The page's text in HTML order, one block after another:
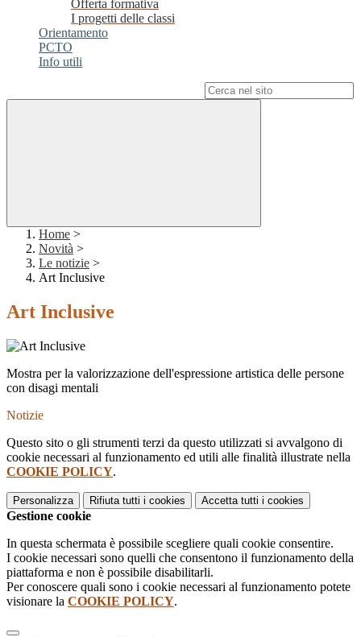
Offerta formativa
I progetti delle classi
Orientamento
PCTO
Info utili
Home >
Novità >
Le notizie >
Art Inclusive
Art Inclusive
Mostra per la valorizzazione dell'espressione artistica delle persone
con disagi mentali
Notizie
Questo sito o gli strumenti terzi da questo utilizzati si avvalgono di
cookie necessari al funzionamento ed utili alle finalità illustrate nella
COOKIE POLICY.
Personalizza Rifiuta tutti i cookies Accetta tutti i cookies
Gestione cookie
In questa schermata è possibile scegliere quali cookie consentire.
I cookie necessari sono quelli che consentono il funzionamento della
piattaforma e non è possibile disabilitarli.
Per conoscere quali sono i cookie necessari al funzionamento potete
visionare la COOKIE POLICY.